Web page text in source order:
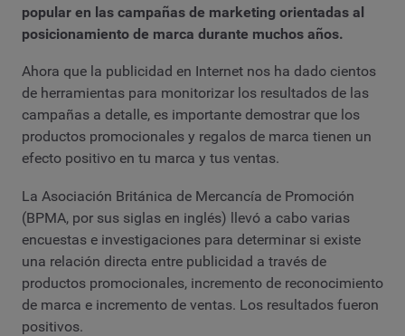
popular en las campañas de marketing orientadas al
posicionamiento de marca durante muchos años.
Ahora que la publicidad en Internet nos ha dado cientos
de herramientas para monitorizar los resultados de las
campañas a detalle, es importante demostrar que los
productos promocionales y regalos de marca tienen un
efecto positivo en tu marca y tus ventas.
La Asociación Británica de Mercancía de Promoción
(BPMA, por sus siglas en inglés) llevó a cabo varias
encuestas e investigaciones para determinar si existe
una relación directa entre publicidad a través de
productos promocionales, incremento de reconocimiento
de marca e incremento de ventas. Los resultados fueron
positivos.